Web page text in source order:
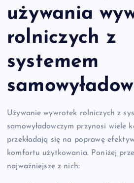
używania
rolniczych z
systemem
Używanie wywrotek rolniczych z
samowyładowczym przynosi wiele
przekładają się na poprawę
komfortu użytkowania. Poniżej
najważniejsze z nich: